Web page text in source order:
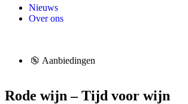
Nieuws
Over ons
Aanbiedingen
Rode wijn – Tijd voor wijn